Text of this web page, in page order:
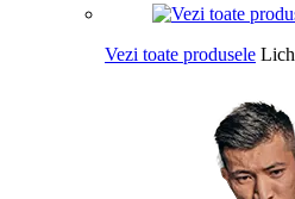
Vezi toate produsele